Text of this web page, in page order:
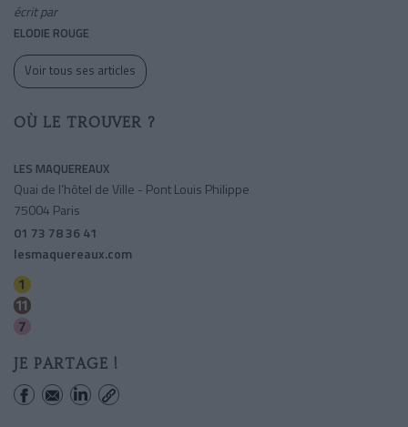
écrit par
ELODIE ROUGE
Voir tous ses articles
OÙ LE TROUVER ?
LES MAQUEREAUX
Quai de l’hôtel de Ville - Pont Louis Philippe
75004 Paris
01 73 78 36 41
lesmaquereaux.com
JE PARTAGE !